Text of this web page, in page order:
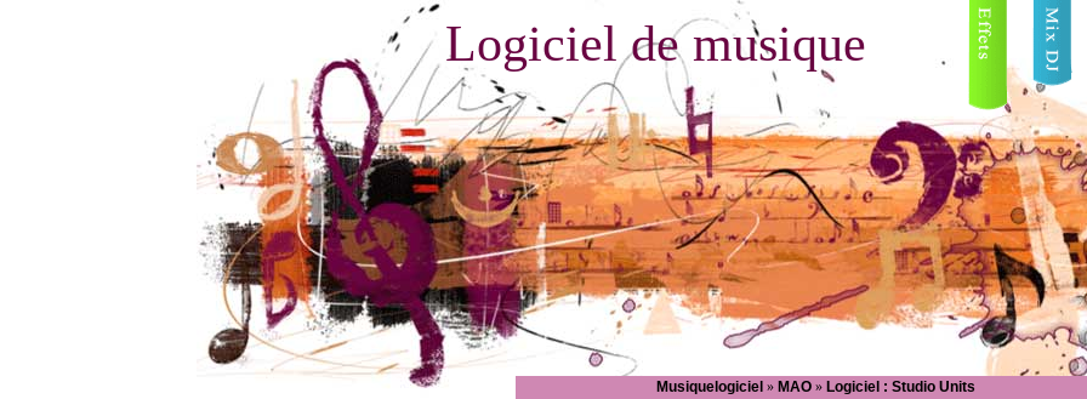
Logiciel de musique
Musiquelogiciel » MAO » Logiciel : Studio Units